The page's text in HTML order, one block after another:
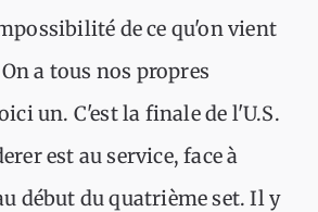
de ce qu'on vient
a tous nos propres
un. C'est la finale de l'U.S.
est au service, face à
début du quatrième set. Il y